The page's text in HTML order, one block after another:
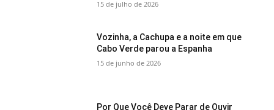
15 de julho de 2026
Vozinha, a Cachupa e a noite em que
Cabo Verde parou a Espanha
15 de junho de 2026
Por Que Você Deve Parar de Ouvir